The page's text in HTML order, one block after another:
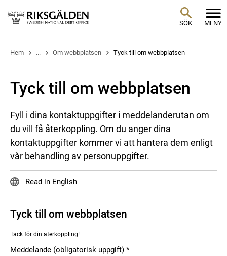
SÖK MENY
Hem ... Om webbplatsen Tyck till om webbplatsen
Tyck till om webbplatsen
Fyll i dina kontaktuppgifter i meddelanderutan om
du vill få återkoppling. Om du anger dina
kontaktuppgifter kommer vi att hantera dem enligt
vår behandling av personuppgifter.
Read in English
Tyck till om webbplatsen
Tack för din återkoppling!
Meddelande (obligatorisk uppgift)